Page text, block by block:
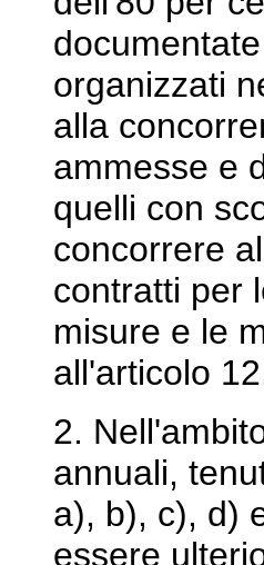
organizzati
alla
ammesse e
quelli con
concorrere
contratti per
misure e le
all'articolo
2.
annuali,
a), b), c), d)
essere